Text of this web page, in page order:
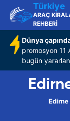
Türkiye
ARAÇ
REHBERİ
Dünya
promosyon 11
bugün
Edirne